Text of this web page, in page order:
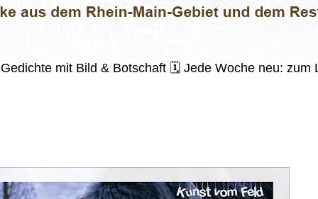
mit Bild & Botschaft 🗓 Jede Woche neu: zum